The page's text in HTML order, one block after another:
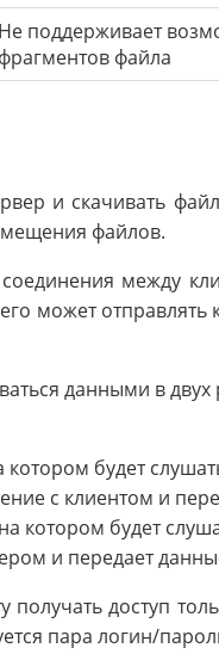
Не поддерживает
фрагментов файла
и скачивать
файлов.
между
может
данными в
будет
с клиентом и
котором будет
и передает
получать доступ
пара логин/